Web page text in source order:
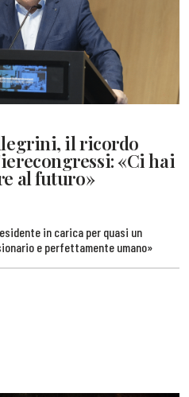
il ricordo
«Ci hai
al futuro»
in carica per quasi un
e perfettamente umano»